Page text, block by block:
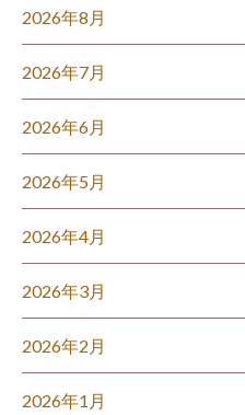
2026年8月
2026年7月
2026年6月
2026年5月
2026年4月
2026年3月
2026年2月
2026年1月